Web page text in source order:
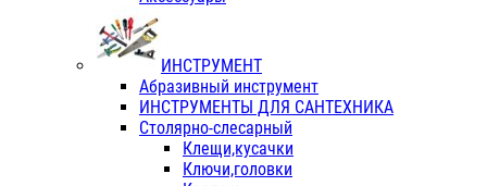
ИНСТРУМЕНТ
Абразивный инструмент
ИНСТРУМЕНТЫ ДЛЯ САНТЕХНИКА
Столярно-слесарный
Клещи,кусачки
Ключи,головки